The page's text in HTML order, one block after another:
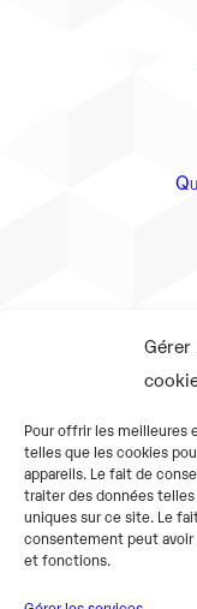
Pour offrir les meilleures
telles que les cookies
appareils. Le fait de
traiter des données
uniques sur ce site. Le
consentement peut
et fonctions.